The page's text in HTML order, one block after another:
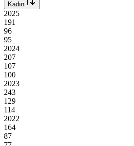
Kadın
2025
191
96
95
2024
207
107
100
2023
243
129
114
2022
164
87